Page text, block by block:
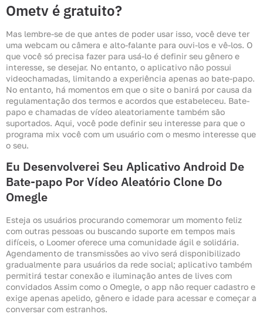
Ometv é gratuito?
Mas lembre-se de que antes de poder usar isso, você deve ter
uma webcam ou câmera e alto-falante para ouvi-los e vê-los. O
que você só precisa fazer para usá-lo é definir seu gênero e
interesse, se desejar. No entanto, o aplicativo não possui
videochamadas, limitando a experiência apenas ao bate-papo.
No entanto, há momentos em que o site o banirá por causa da
regulamentação dos termos e acordos que estabeleceu. Bate-
papo e chamadas de vídeo aleatoriamente também são
suportados. Aqui, você pode definir seu interesse para que o
programa mix você com um usuário com o mesmo interesse que
o seu.
Eu Desenvolverei Seu Aplicativo Android De
Bate-papo Por Vídeo Aleatório Clone Do
Omegle
Esteja os usuários procurando comemorar um momento feliz
com outras pessoas ou buscando suporte em tempos mais
difíceis, o Loomer oferece uma comunidade ágil e solidária.
Agendamento de transmissões ao vivo será disponibilizado
gradualmente para usuários da rede social; aplicativo também
permitirá testar conexão e iluminação antes de lives com
convidados Assim como o Omegle, o app não requer cadastro e
exige apenas apelido, gênero e idade para acessar e começar a
conversar com estranhos.